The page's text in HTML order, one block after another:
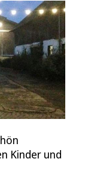
Kinder und